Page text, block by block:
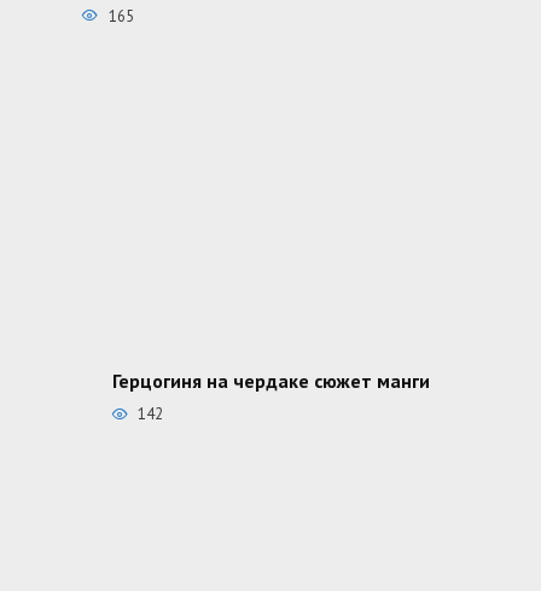
165
Герцогиня на чердаке сюжет манги
142